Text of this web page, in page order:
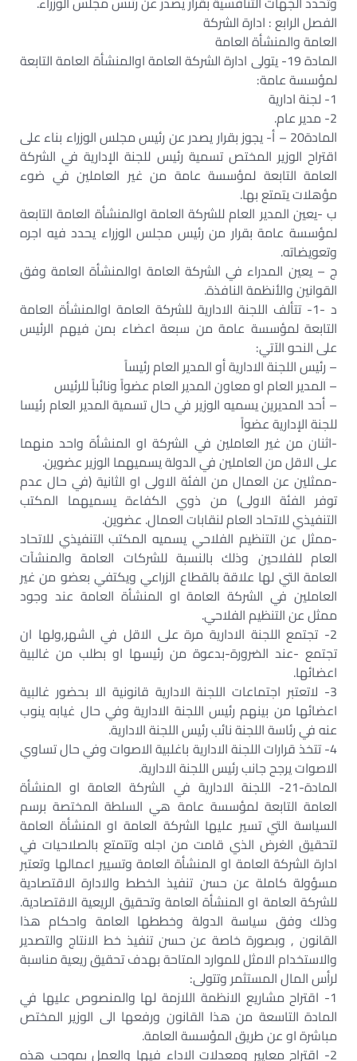
الفصل الرابع : ادارة الشركة‏
العامة والمنشأة العامة‏
المادة 19- يتولى ادارة الشركة العامة اوالمنشأة العامة التابعة
لمؤسسة عامة:‏
1- لجنة ادارية‏
2- مدير عام.‏
المادة20 – أ- يجوز بقرار يصدر عن رئيس مجلس الوزراء بناء على
اقتراح الوزير المختص تسمية رئيس للجنة الإدارية في الشركة
العامة التابعة لمؤسسة عامة من غير العاملين في ضوء
مؤهلات يتمتع بها.‏
ب -يعين المدير العام للشركة العامة اوالمنشأة العامة التابعة
لمؤسسة عامة بقرار من رئيس مجلس الوزراء يحدد فيه اجره
وتعويضاته.‏
ج – يعين المدراء في الشركة العامة اوالمنشأة العامة وفق
القوانين والأنظمة النافذة.‏
د -1- تتألف اللجنة الادارية للشركة العامة اوالمنشأة العامة
التابعة لمؤسسة عامة من سبعة اعضاء بمن فيهم الرئيس
على النحو الآتي:‏
– رئيس اللجنة الادارية أو المدير العام رئيساً‏
– المدير العام او معاون المدير العام عضواً ونائباً للرئيس‏
– أحد المديرين يسميه الوزير في حال تسمية المدير العام رئيسا
للجنة الإدارية عضواً‏
-اثنان من غير العاملين في الشركة او المنشأة واحد منهما
على الاقل من العاملين في الدولة يسميهما الوزير عضوين.‏
-ممثلين عن العمال من الفئة الاولى او الثانية (في حال عدم
توفر الفئة الاولى) من ذوي الكفاءة يسميهما المكتب
التنفيذي للاتحاد العام لنقابات العمال. عضوين.‏
-ممثل عن التنظيم الفلاحي يسميه المكتب التنفيذي للاتحاد
العام للفلاحين وذلك بالنسبة للشركات العامة والمنشآت
العامة التي لها علاقة بالقطاع الزراعي ويكتفي بعضو من غير
العاملين في الشركة العامة او المنشأة العامة عند وجود
ممثل عن التنظيم الفلاحي.‏
2- تجتمع اللجنة الادارية مرة على الاقل في الشهر,ولها ان
تجتمع -عند الضرورة-بدعوة من رئيسها او بطلب من غالبية
اعضائها.‏
3- لاتعتبر اجتماعات اللجنة الادارية قانونية الا بحضور غالبية
اعضائها من بينهم رئيس اللجنة الادارية وفي حال غيابه ينوب
عنه في رئاسة اللجنة نائب رئيس اللجنة الادارية.‏
4- تتخذ قرارات اللجنة الادارية باغلبية الاصوات وفي حال تساوي
الاصوات يرجح جانب رئيس اللجنة الادارية.‏
المادة-21- اللجنة الادارية في الشركة العامة او المنشأة
العامة التابعة لمؤسسة عامة هي السلطة المختصة برسم
السياسة التي تسير عليها الشركة العامة او المنشأة العامة
لتحقيق الغرض الذي قامت من اجله وتتمتع بالصلاحيات في
ادارة الشركة العامة او المنشأة العامة وتسيير اعمالها وتعتبر
مسؤولة كاملة عن حسن تنفيذ الخطط والادارة الاقتصادية
للشركة العامة او المنشأة العامة وتحقيق الريعية الاقتصادية.
وذلك وفق سياسة الدولة وخططها العامة واحكام هذا
القانون , وبصورة خاصة عن حسن تنفيذ خط الانتاج والتصدير
والاستخدام الامثل للموارد المتاحة بهدف تحقيق ريعية مناسبة
لرأس المال المستثمر وتتولى:‏
1- اقتراح مشاريع الانظمة اللازمة لها والمنصوص عليها في
المادة التاسعة من هذا القانون ورفعها الى الوزير المختص
مباشرة او عن طريق المؤسسة العامة.‏
2- اقتراح معايير ومعدلات الاداء فيها والعمل بموجب هذه